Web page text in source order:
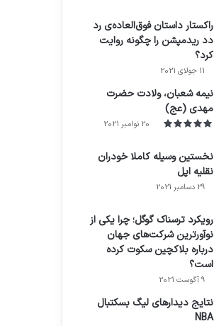
راکستار داستان فوق‌العاده‌ی رد
دد ریدمپشن را چگونه روایت
کرد؟
11 جولای 2021
نیمه شعبان، ولادت حضرت
مهدی (عج)
20 نوامبر 2021
نخستین وسیله کاملا خودران
نقلیه اپل
29 دسامبر 2021
رویکرد ترسناک گوگل؛ چرا یکی از
نوآورترین شرکت‌های جهان
درباره بلاکچین سکوت کرده
است؟
9 آگوست 2021
نتایج دیدار‌های لیگ بسکتبال
NBA